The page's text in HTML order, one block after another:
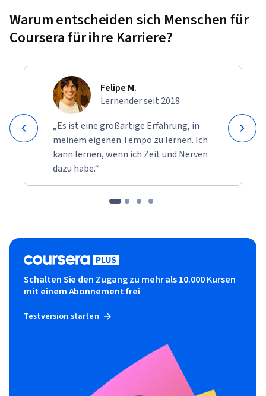
Warum entscheiden sich Menschen für
Coursera für ihre Karriere?
Felipe M.
Lernender seit 2018
„Es ist eine großartige Erfahrung, in
meinem eigenen Tempo zu lernen. Ich
kann lernen, wenn ich Zeit und Nerven
dazu habe.“
Schalten Sie den Zugang zu mehr als 10.000 Kursen
mit einem Abonnement frei
Testversion starten